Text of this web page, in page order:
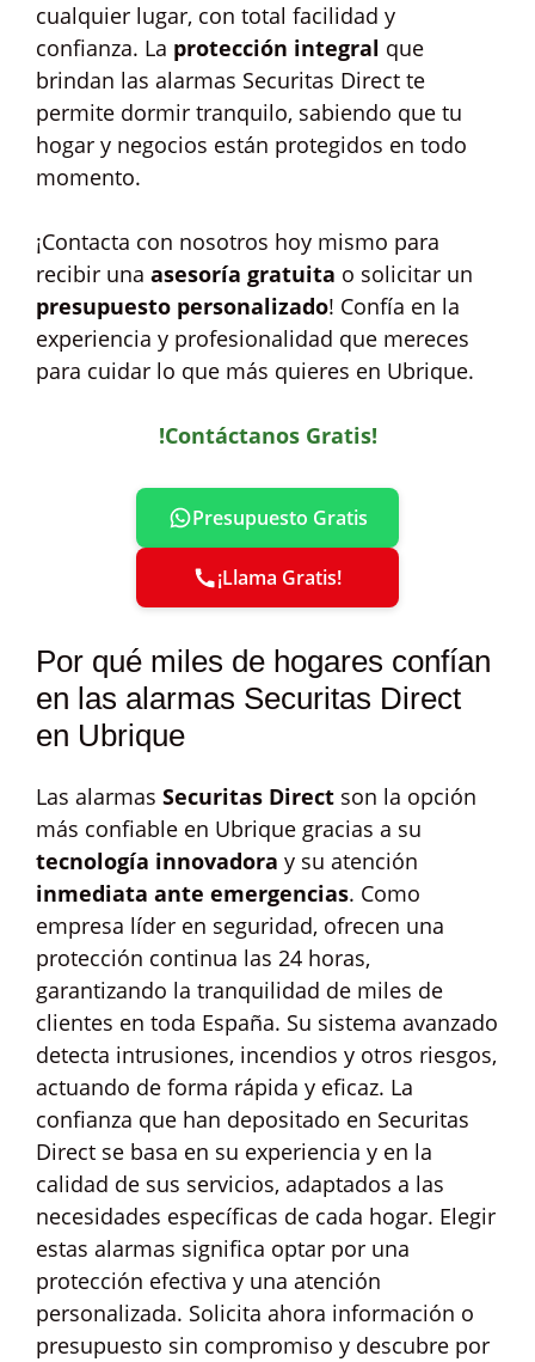
cualquier lugar, con total facilidad y
confianza. La protección integral que
brindan las alarmas Securitas Direct te
permite dormir tranquilo, sabiendo que tu
hogar y negocios están protegidos en todo
momento.
¡Contacta con nosotros hoy mismo para
recibir una asesoría gratuita o solicitar un
presupuesto personalizado! Confía en la
experiencia y profesionalidad que mereces
para cuidar lo que más quieres en Ubrique.
!Contáctanos Gratis!
Presupuesto Gratis
¡Llama Gratis!
Por qué miles de hogares confían
en las alarmas Securitas Direct
en Ubrique
Las alarmas Securitas Direct son la opción
más confiable en Ubrique gracias a su
tecnología innovadora y su atención
inmediata ante emergencias. Como
empresa líder en seguridad, ofrecen una
protección continua las 24 horas,
garantizando la tranquilidad de miles de
clientes en toda España. Su sistema avanzado
detecta intrusiones, incendios y otros riesgos,
actuando de forma rápida y eficaz. La
confianza que han depositado en Securitas
Direct se basa en su experiencia y en la
calidad de sus servicios, adaptados a las
necesidades específicas de cada hogar. Elegir
estas alarmas significa optar por una
protección efectiva y una atención
personalizada. Solicita ahora información o
presupuesto sin compromiso y descubre por